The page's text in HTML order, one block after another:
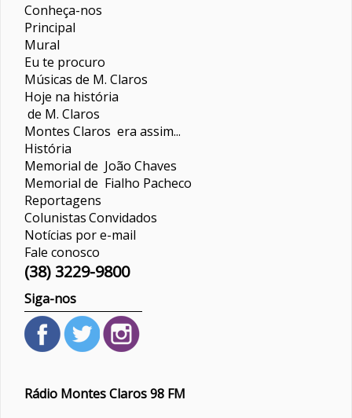
Conheça-nos
Principal
Mural
Eu te procuro
Músicas de M. Claros
Hoje na história
de M. Claros
Montes Claros era assim...
História
Memorial de João Chaves
Memorial de Fialho Pacheco
Reportagens
ColunistasConvidados
Notícias por e-mail
Fale conosco
(38) 3229-9800
Siga-nos
Rádio Montes Claros 98 FM